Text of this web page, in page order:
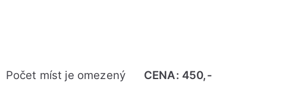
Počet míst je omezený CENA: 450,-